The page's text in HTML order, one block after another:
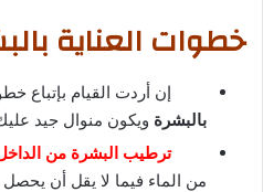
خطوات العناية
إن أردت القيام بإتباع
بالبشرة ويكون منوال جيد عليك إتباع 6
ترطيب البشرة من